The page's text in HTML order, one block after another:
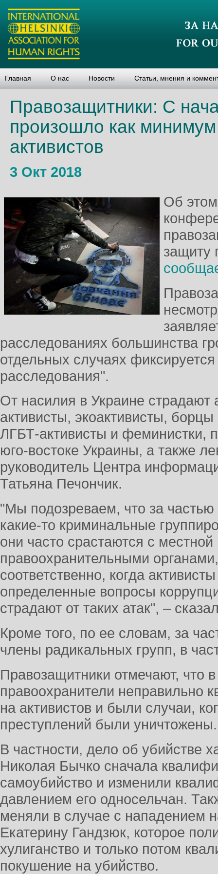
Главная О нас Новости Статьи, мнения и
Правозащитники: С
произошло как
активистов
3 Окт 2018
Об
защиту
расследованиях большинства
отдельных случаях
расследования".
От насилия в Украине страдают
активисты, экоактивисты, борцы
ЛГБТ-активисты и феминистки,
юго-востоке Украины, а также
руководитель Центра
Татьяна Печончик.
"Мы подозреваем, что за частью
какие-то криминальные
они часто срастаются с
правоохранительными
соответственно, когда
определенные вопросы
страдают от таких атак", –
Кроме того, по ее словам, за
члены радикальных групп, в
Правозащитники отмечают, что
правоохранители неправильно
на активистов и были случаи,
преступлений были уничтожены.
В частности, дело об убийстве
Николая Бычко сначала
самоубийство и изменили
давлением его односельчан.
меняли в случае с нападением
Екатерину Гандзюк, которое
хулиганство и только потом
покушение на убийство.